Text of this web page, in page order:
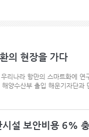
의 현장을 가다
리나라 항만의 스마트화에
양수산부 출입 해운기자단
설 보안비용 6% 충